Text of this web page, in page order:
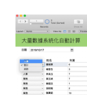
記錄：訓練營送 FMPA 17
記錄：訓練營送 FMP 16
記錄：訓練營送 FMP 15
記錄：訓練營送 FMP 14